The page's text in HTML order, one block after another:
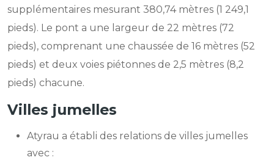
supplémentaires mesurant 380,74 mètres (1 249,1
pieds). Le pont a une largeur de 22 mètres (72
pieds), comprenant une chaussée de 16 mètres (52
pieds) et deux voies piétonnes de 2,5 mètres (8,2
pieds) chacune.
Villes jumelles
Atyrau a établi des relations de villes jumelles
avec :